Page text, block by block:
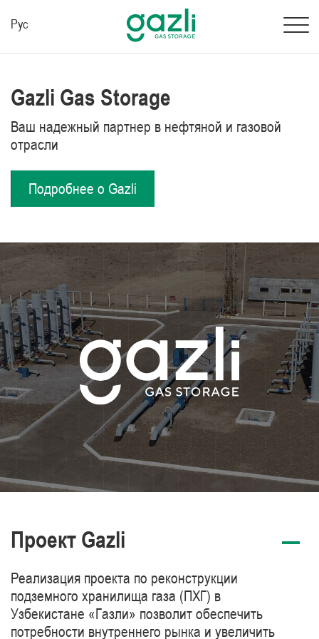
Рус
Gazli Gas Storage
Ваш надежный партнер в нефтяной и газовой
отрасли
Подробнее о Gazli
Проект Gazli
Реализация проекта по реконструкции
подземного хранилища газа (ПХГ) в
Узбекистане «Газли» позволит обеспечить
потребности внутреннего рынка и увеличить